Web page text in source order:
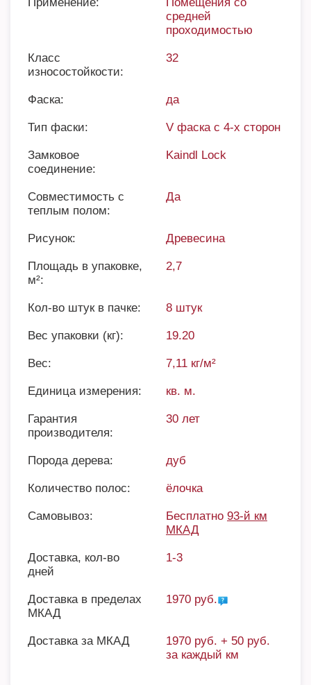
средней
проходимостью
Класс
износостойкости:
32
Фаска: да
Тип фаски: V фаска с 4-х сторон
Замковое
соединение:
Kaindl Lock
Совместимость с
теплым полом:
Да
Рисунок: Древесина
Площадь в упаковке,
м²:
2,7
Кол-во штук в пачке: 8 штук
Вес упаковки (кг): 19.20
Вес: 7,11 кг/м²
Единица измерения: кв. м.
Гарантия
производителя:
30 лет
Порода дерева: дуб
Количество полос: ёлочка
Самовывоз: Бесплатно 93-й км
МКАД
Доставка, кол-во
дней
1-3
Доставка в пределах
МКАД
1970 руб.
Доставка за МКАД
1970 руб. + 50 руб.
за каждый км